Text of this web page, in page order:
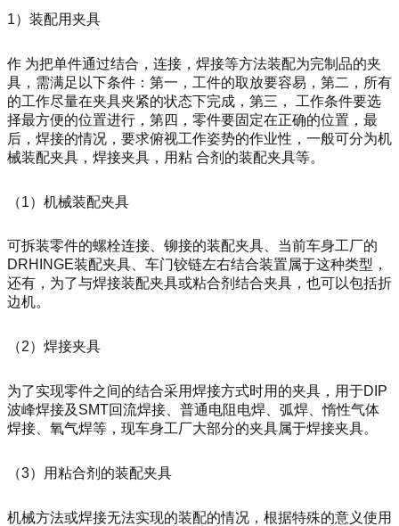
1）装配用夹具
作 为把单件通过结合，连接，焊接等方法装配为完制品的夹
具，需满足以下条件：第一，工件的取放要容易，第二，所有
的工作尽量在夹具夹紧的状态下完成，第三， 工作条件要选
择最方便的位置进行，第四，零件要固定在正确的位置，最
后，焊接的情况，要求俯视工作姿势的作业性，一般可分为机
械装配夹具，焊接夹具，用粘 合剂的装配夹具等。
（1）机械装配夹具
可拆装零件的螺栓连接、铆接的装配夹具、当前车身工厂的
DRHINGE装配夹具、车门铰链左右结合装置属于这种类型，
还有，为了与焊接装配夹具或粘合剂结合夹具，也可以包括折
边机。
（2）焊接夹具
为了实现零件之间的结合采用焊接方式时用的夹具，用于DIP
波峰焊接及SMT回流焊接
普通电阻电焊、弧焊、惰性气体
焊接、氧气焊等，现车身工厂大部分的夹具属于焊接夹具。
（3）用粘合剂的装配夹具
机械方法或焊接无法实现的装配的情况，根据特殊的意义使用